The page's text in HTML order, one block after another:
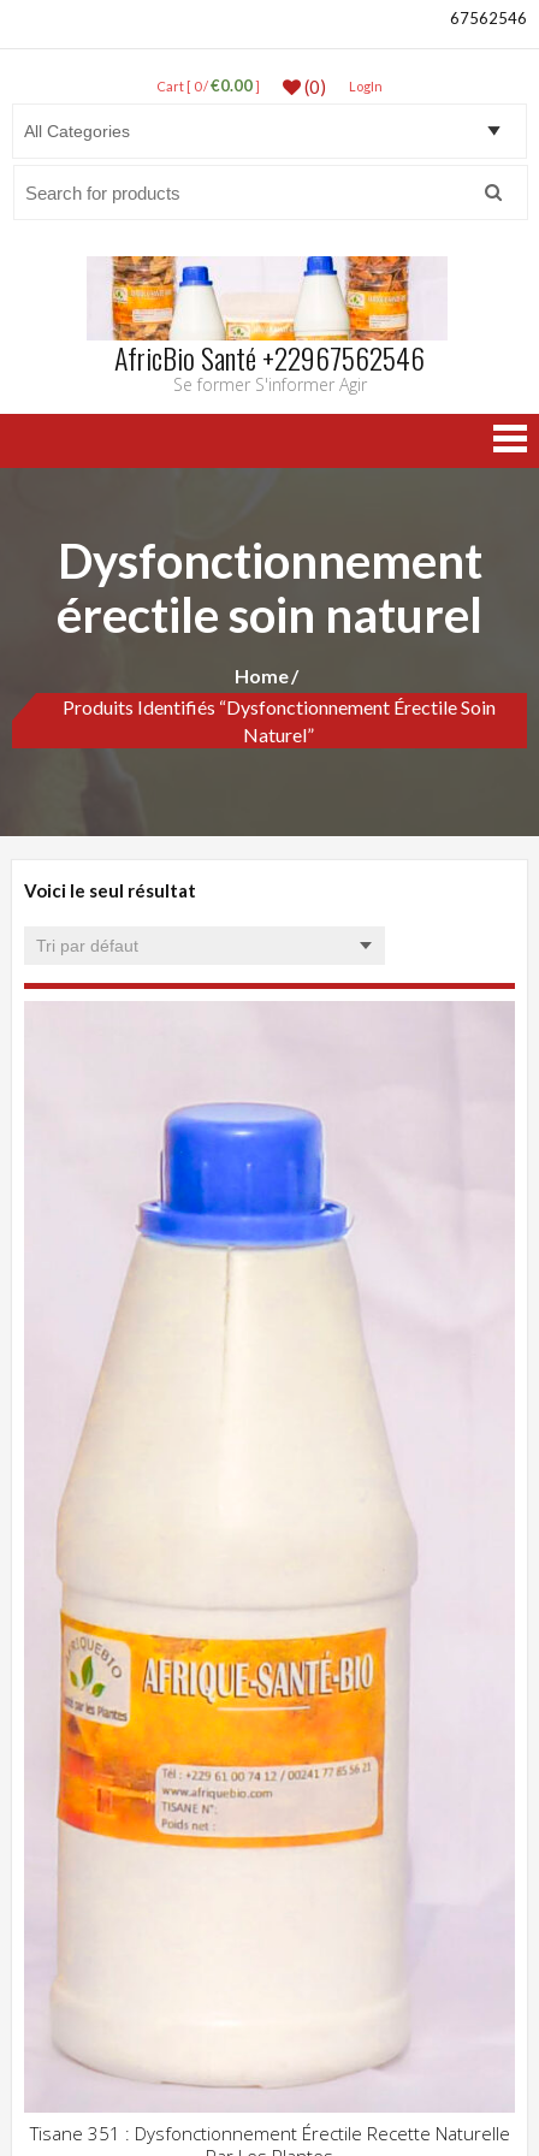
67562546
Cart [ 0 /€0.00] (0) LogIn
AfricBio Santé +22967562546
Se former S'informer Agir
Dysfonctionnement
érectile soin naturel
Home
Produits Identifiés “Dysfonctionnement Érectile Soin
Naturel”
Voici le seul résultat
Tisane 351 : Dysfonctionnement Érectile Recette Naturelle